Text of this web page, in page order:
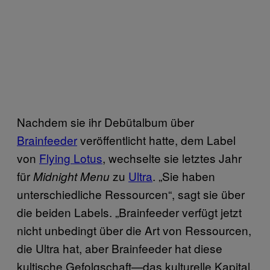
Nachdem sie ihr Debütalbum über
Brainfeederveröffentlicht hatte, dem Label
von Flying Lotus, wechselte sie letztes Jahr
fürMidnight Menuzu Ultra. „Sie haben
unterschiedliche Ressourcen“, sagt sie über
die beiden Labels. „Brainfeeder verfügt jetzt
nicht unbedingt über die Art von Ressourcen,
die Ultra hat, aber Brainfeeder hat diese
kultische Gefolgschaft—das kulturelle Kapital.